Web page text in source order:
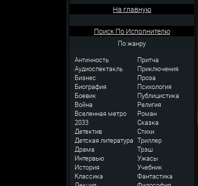
На главную
Поиск По Исполнителю
По жанру
Античность
Аудиоспектакль
Бизнес
Биография
Боевик
Война
Вселенная метро
2033
Детектив
Детская литература
Драма
Интервью
История
Классика
Притча
Приключения
Проза
Психология
Публицистика
Религия
Роман
Сказка
Стихи
Триллер
Трэш
Ужасы
Учебник
Фантастика